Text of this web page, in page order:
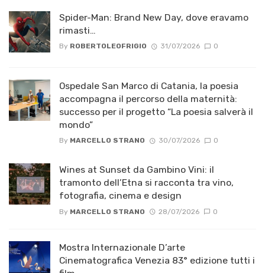
Spider-Man: Brand New Day, dove eravamo
rimasti…
By ROBERTOLEOFRIGIO 31/07/2026 0
Ospedale San Marco di Catania, la poesia
accompagna il percorso della maternità:
successo per il progetto “La poesia salverà il
mondo”
By MARCELLO STRANO 30/07/2026 0
Wines at Sunset da Gambino Vini: il
tramonto dell’Etna si racconta tra vino,
fotografia, cinema e design
By MARCELLO STRANO 28/07/2026 0
Mostra Internazionale D’arte
Cinematografica Venezia 83° edizione tutti i